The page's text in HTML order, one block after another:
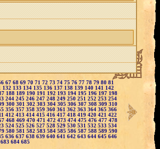
67 68 69 70 71 72 73 74 75 76 77 78 79 80 81
132 133 134 135 136 137 138 139 140 141
142
188 189 190 191 192 193 194 195 196 197 198
244 245 246 247 248 249 250 251 252 253 254
300 301 302 303 304 305 306 307 308 309 310
356 357 358 359 360 361 362 363 364 365 366
412 413 414 415 416 417 418 419 420 421 422
468 469 470 471 472 473 474 475 476 477 478
524 525 526 527 528 529 530 531 532 533 534
580 581 582 583 584 585 586 587 588 589 590
636 637 638 639 640 641 642 643 644 645 646
683 684 685